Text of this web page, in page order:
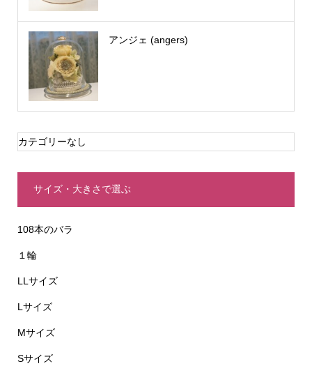
アンジェ (angers)
カテゴリーなし
サイズ・大きさで選ぶ
108本のバラ
１輪
LLサイズ
Lサイズ
Mサイズ
Sサイズ